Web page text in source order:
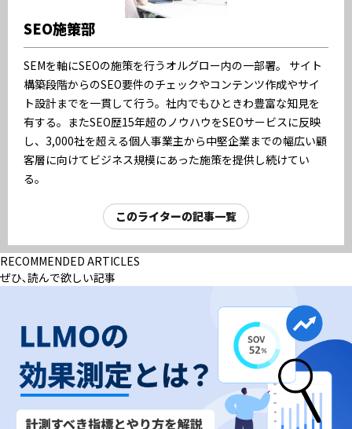
SEO施策部
SEMを軸にSEOの施策を行うオルグロー内の一部署。 サイト
構築段階からのSEO要件のチェックやコンテンツ作成やサイ
ト設計までを一貫して行う。社内でもひときわ豊富な知見を
有する。またSEO歴15年超のノウハウをSEOサービスに反映
し、3,000社を超える個人事業主から中堅企業までの幅広い顧
客層に向けてビジネス規模にあった施策を提供し続けてい
る。
このライターの記事一覧
RECOMMENDED ARTICLES
ぜひ､読んで欲しい記事